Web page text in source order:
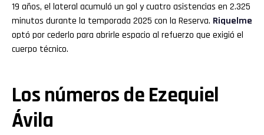
19 años, el lateral acumuló un gol y cuatro asistencias en 2.325
minutos durante la temporada 2025 con la Reserva. Riquelme
optó por cederlo para abrirle espacio al refuerzo que exigió el
cuerpo técnico.
Los números de Ezequiel
Ávila